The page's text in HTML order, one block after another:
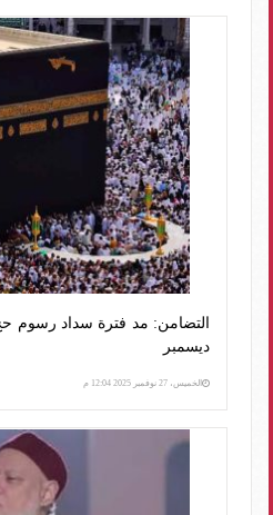
ديسمبر
الخميس، 27 نوفمبر 2025 12:04 م